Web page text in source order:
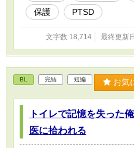
保護
PTSD
文字数 18,714 最終更新
BL 完結 短編 お気
トイレで記憶を失った
医に拾われる